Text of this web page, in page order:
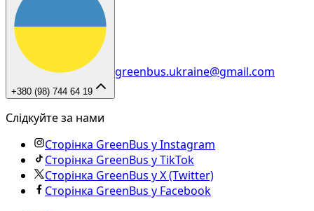
+380 (98) 744 64 19
greenbus.ukraine@gmail.com
Слідкуйте за нами
Сторінка GreenBus у Instagram
Сторінка GreenBus у TikTok
Сторінка GreenBus у X (Twitter)
Сторінка GreenBus у Facebook